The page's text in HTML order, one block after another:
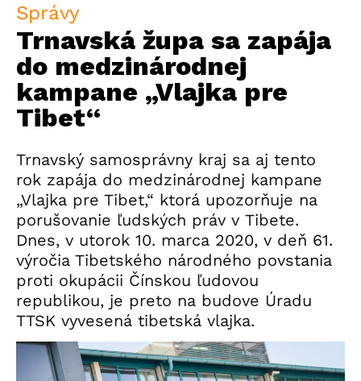
Správy
Trnavská župa sa zapája
do medzinárodnej
kampane „Vlajka pre
Tibet“
Trnavský samosprávny kraj sa aj tento
rok zapája do medzinárodnej kampane
„Vlajka pre Tibet,“ ktorá upozorňuje na
porušovanie ľudských práv v Tibete.
Dnes, v utorok 10. marca 2020, v deň 61.
výročia Tibetského národného povstania
proti okupácii Čínskou ľudovou
republikou, je preto na budove Úradu
TTSK vyvesená tibetská vlajka.